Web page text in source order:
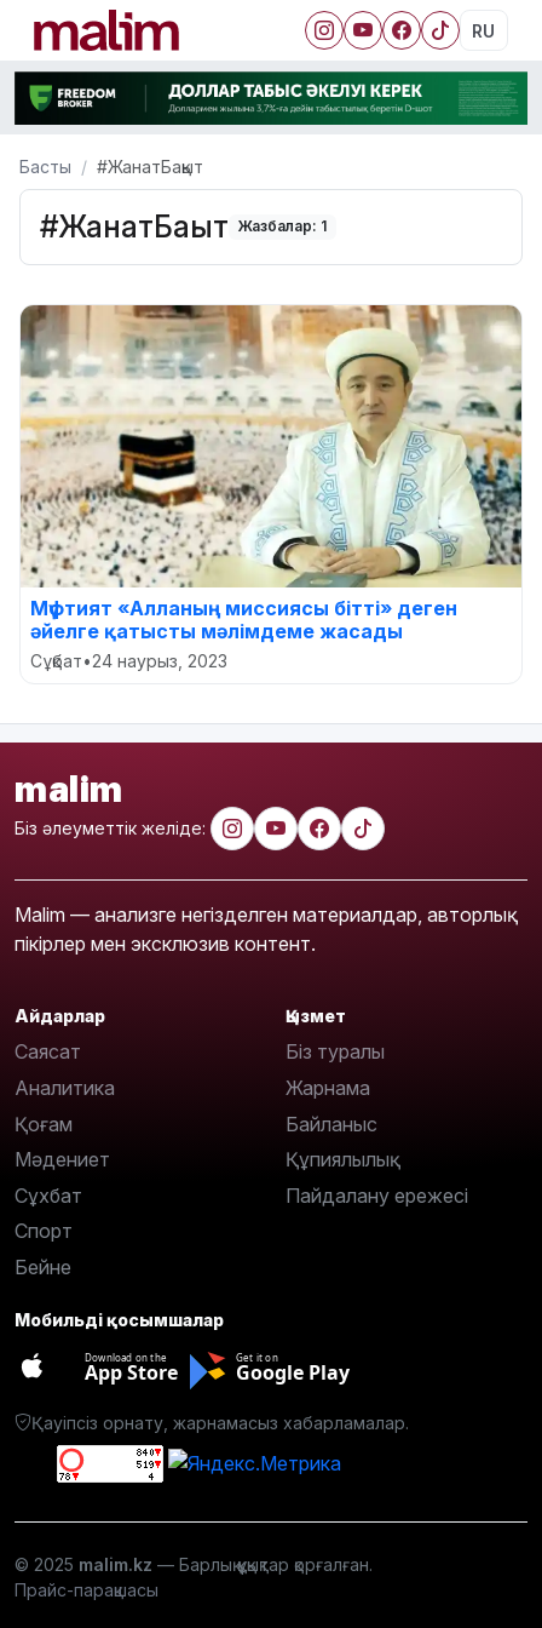
RU
Басты #ЖанатБақыт
#ЖанатБақыт Жазбалар: 1
Мүфтият «Алланың миссиясы бітті» деген
әйелге қатысты мәлімдеме жасады
Сұқбат•24 наурыз, 2023
malim
Біз әлеуметтік желіде:
Malim — анализге негізделген материалдар, авторлық
пікірлер мен эксклюзив контент.
Айдарлар
Саясат
Аналитика
Қоғам
Мәдениет
Сұхбат
Спорт
Бейне
Қызмет
Біз туралы
Жарнама
Байланыс
Құпиялылық
Пайдалану ережесі
Мобильді қосымшалар
Download on the
App Store
Get it on
Google Play
Қауіпсіз орнату, жарнамасыз хабарламалар.
© 2025 malim.kz — Барлық құқықтар қорғалған.
Прайс-парақшасы